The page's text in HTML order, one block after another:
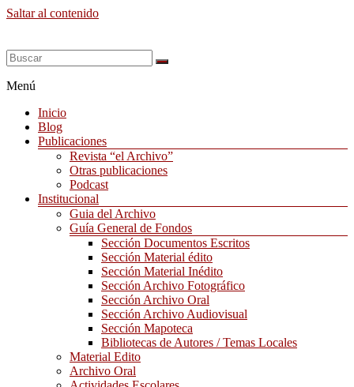
Saltar al contenido
Menú
Inicio
Blog
Publicaciones
Revista “el Archivo”
Otras publicaciones
Podcast
Institucional
Guia del Archivo
Guía General de Fondos
Sección Documentos Escritos
Sección Material édito
Sección Material Inédito
Sección Archivo Fotográfico
Sección Archivo Oral
Sección Archivo Audiovisual
Sección Mapoteca
Bibliotecas de Autores / Temas Locales
Material Edito
Archivo Oral